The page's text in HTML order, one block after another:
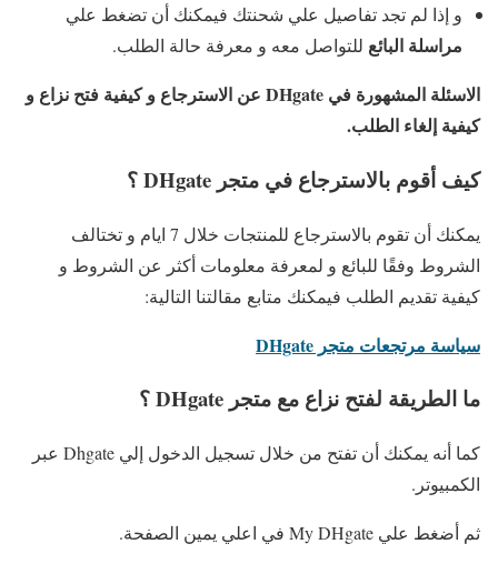
و إذا لم تجد تفاصيل علي شحنتك فيمكنك أن تضغط علي
مراسلة البائع للتواصل معه و معرفة حالة الطلب.
الاسئلة المشهورة في DHgate عن الاسترجاع و كيفية فتح نزاع و
كيفية إلغاء الطلب.
كيف أقوم بالاسترجاع في متجر DHgate ؟
يمكنك أن تقوم بالاسترجاع للمنتجات خلال 7 ايام و تختالف
الشروط وفقًا للبائع و لمعرفة معلومات أكثر عن الشروط و
كيفية تقديم الطلب فيمكنك متابع مقالتنا التالية:
سياسة مرتجعات متجر DHgate
ما الطريقة لفتح نزاع مع متجر DHgate ؟
كما أنه يمكنك أن تفتح من خلال تسجيل الدخول إلي Dhgate عبر
الكمبيوتر.
ثم أضغط علي My DHgate في اعلي يمين الصفحة.